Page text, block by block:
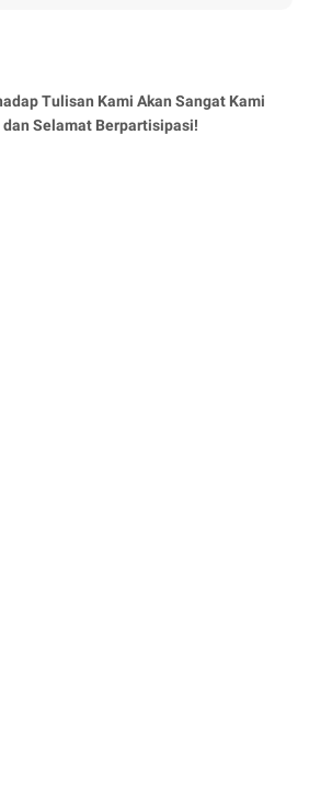
Tulisan Kami Akan Sangat Kami
Selamat Berpartisipasi!